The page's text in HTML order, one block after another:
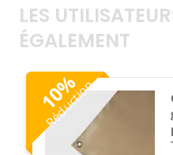
LES
ÉGALEMENT
10
%
Réduction